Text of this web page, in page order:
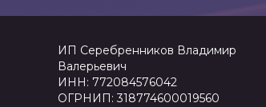
ИП Серебренников Владимир
Валерьевич
ИНН: 772084576042
ОГРНИП: 318774600019560